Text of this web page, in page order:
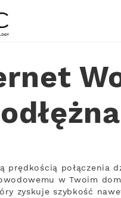
prędkością połączenia
w Twoim
zyskuje szybkość